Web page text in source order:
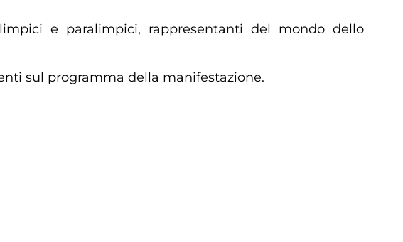
e paralimpici, rappresentanti del mondo dello
sul programma della manifestazione.